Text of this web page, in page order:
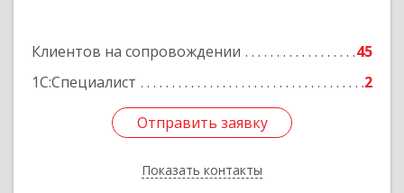
Клиентов на сопровождении
45
1С:Специалист
2
Отправить заявку
Показать контакты
Подробнее
Отправить заявку
Назад